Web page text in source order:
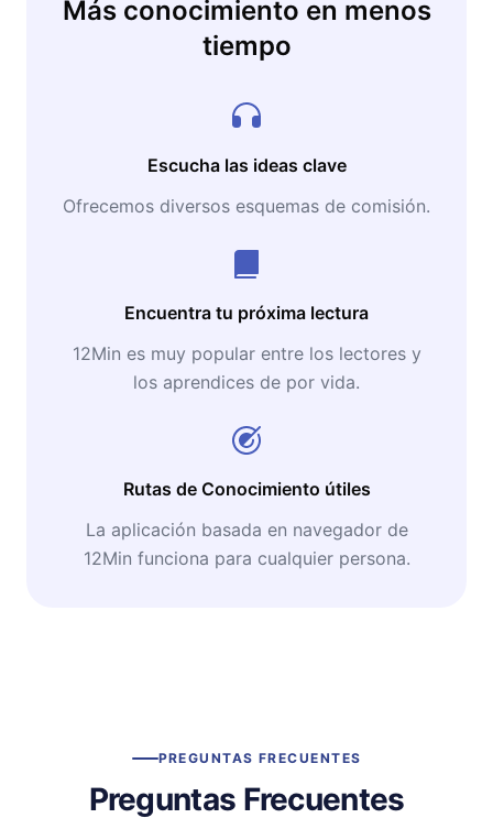
Más conocimiento en menos
tiempo
Escucha las ideas clave
Ofrecemos diversos esquemas de comisión.
Encuentra tu próxima lectura
12Min es muy popular entre los lectores y
los aprendices de por vida.
Rutas de Conocimiento útiles
La aplicación basada en navegador de
12Min funciona para cualquier persona.
PREGUNTAS FRECUENTES
Preguntas Frecuentes